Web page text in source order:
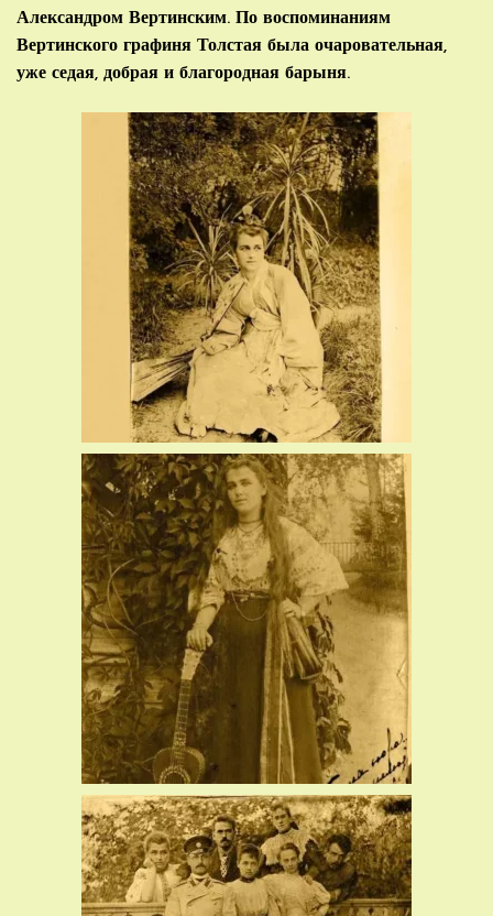
Александром Вертинским. По воспоминаниям
Вертинского графиня Толстая была очаровательная,
уже седая, добрая и благородная барыня.